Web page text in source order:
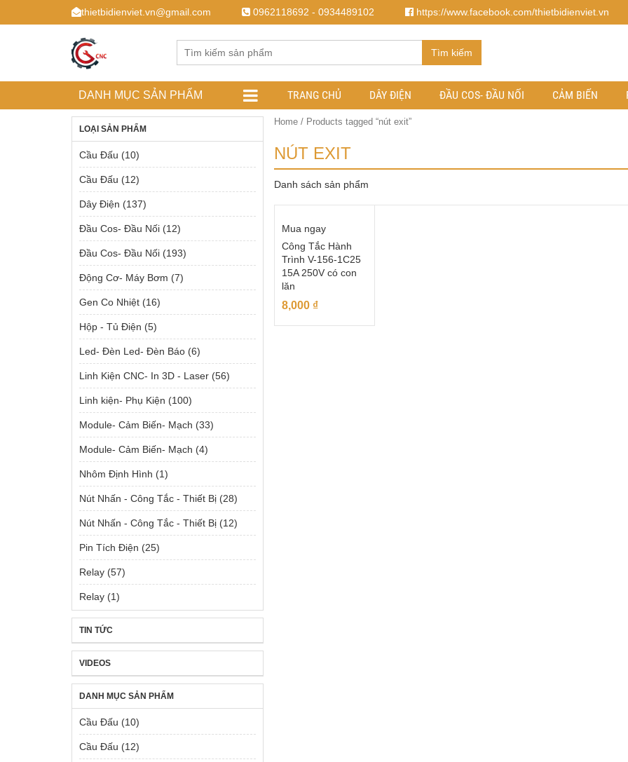
thietbidienviet.vn@gmail.com 0962118692 - 0934489102 https://www.facebook.com/thietbidienviet.vn
Tìm kiếm
DANH MỤC SẢN PHẨM TRANG CHỦ DÂY ĐIỆN ĐẦU COS- ĐẦU NỐI CẢM BIẾN
Home/ Products tagged “nút exit”
NÚT EXIT
Danh sách sản phẩm
Mua ngay
Công Tắc Hành
Trình V-156-1C25
15A 250V có con
lăn
8,000 ₫
LOẠI SẢN PHẨM
Cầu Đấu (10)
Cầu Đấu (12)
Dây Điện (137)
Đầu Cos- Đầu Nối (12)
Đầu Cos- Đầu Nối (193)
Động Cơ- Máy Bơm (7)
Gen Co Nhiệt (16)
Hộp - Tủ Điện (5)
Led- Đèn Led- Đèn Báo (6)
Linh Kiện CNC- In 3D - Laser (56)
Linh kiện- Phụ Kiện (100)
Module- Cảm Biến- Mạch (33)
Module- Cảm Biến- Mạch (4)
Nhôm Định Hình (1)
Nút Nhấn - Công Tắc - Thiết Bị (28)
Nút Nhấn - Công Tắc - Thiết Bị (12)
Pin Tích Điện (25)
Relay (57)
Relay (1)
TIN TỨC
VIDEOS
DANH MỤC SẢN PHẨM
Cầu Đấu (10)
Cầu Đấu (12)